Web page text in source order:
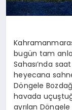
bugün tam
Sahası’nda
heyecana
Döngele
havada
ayrılan